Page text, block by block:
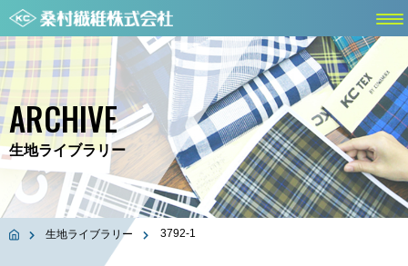
ARCHIVE
生地ライブラリー
生地ライブラリー 3792-1